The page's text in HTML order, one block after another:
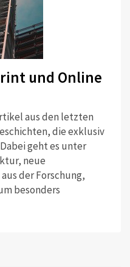
und Online
aus den letzten
die exklusiv
geht es unter
neue
der Forschung,
besonders